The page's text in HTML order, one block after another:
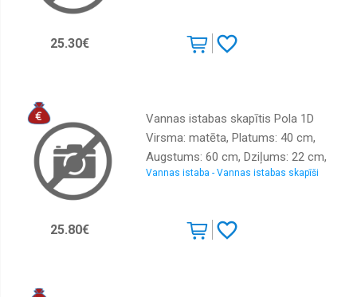
25.30€
Vannas istabas skapītis Pola 1D
Virsma: matēta, Platums: 40 cm,
Augstums: 60 cm, Dziļums: 22 cm,
Materiāls: KSP, Sienas: 1, Ar spoguli:
Vannas istaba - Vannas istabas skapīši
25.80€